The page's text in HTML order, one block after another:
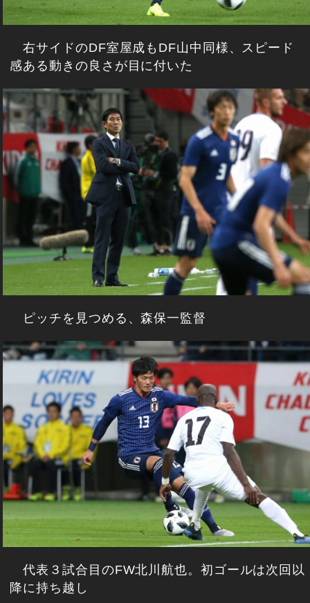
右サイドのDF室屋成もDF山中同様、スピード
感ある動きの良さが目に付いた
ピッチを見つめる、森保一監督
代表３試合目のFW北川航也。初ゴールは次回以
降に持ち越し